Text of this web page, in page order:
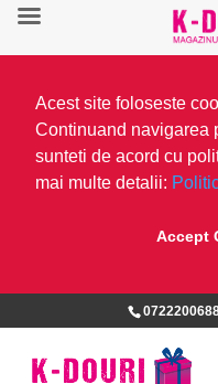
Acest site foloseste
Continuand navigarea
sunteti de acord cu
mai multe detalii:
Accept